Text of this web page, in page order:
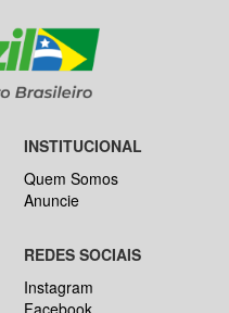
INSTITUCIONAL
Quem Somos
Anuncie
REDES SOCIAIS
Instagram